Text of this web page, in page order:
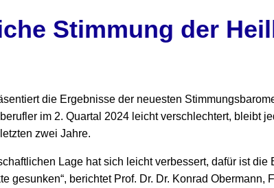
Stimmung der
die Ergebnisse der neuesten
im 2. Quartal 2024 leicht verschlechtert, bleibt
zwei Jahre.
Lage hat sich leicht verbessert, dafür ist die
gesunken“, berichtet Prof. Dr. Dr. Konrad Obermann,